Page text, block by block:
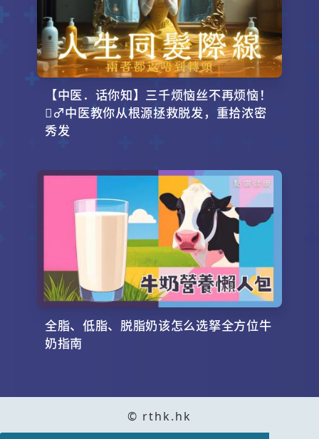
【中医．话你知】三千烦恼丝不再烦恼！
‍♂️中医教你从根源拯救脱发，重拾浓密
秀发
全脂、低脂、脱脂奶该怎么选拏全方位牛
奶指南
© rthk.hk